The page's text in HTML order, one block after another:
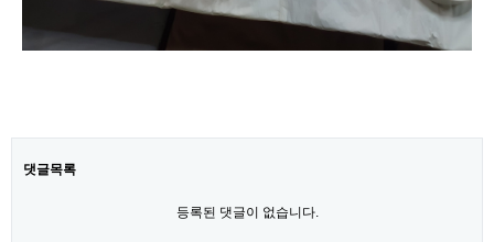
댓글목록
등록된 댓글이 없습니다.